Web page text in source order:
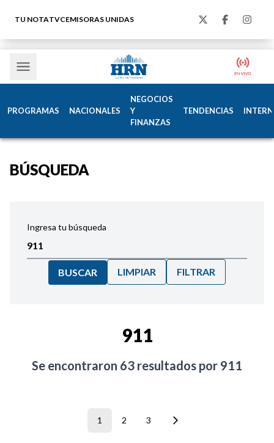
TU NOTATVCEMISORAS UNIDAS
PROGRAMAS NACIONALES
NEGOCIOS
Y
FINANZAS
TENDENCIAS
BÚSQUEDA
Ingresa tu búsqueda
BUSCAR LIMPIAR FILTRAR
911
Se encontraron 63 resultados por 911
1 2 3